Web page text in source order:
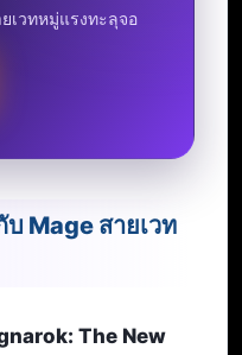
เวทหมู่แรงทะลุจอ
Mage สายเวท
The New